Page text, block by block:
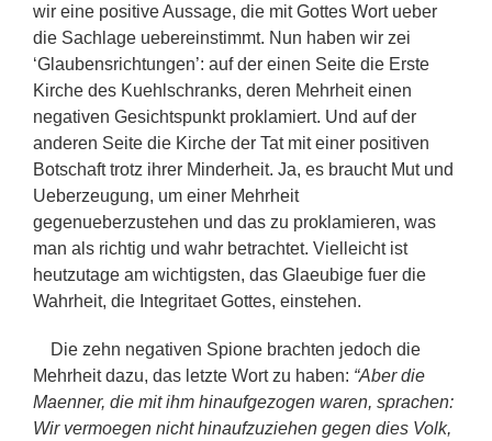
wir eine positive Aussage, die mit Gottes Wort ueber
die Sachlage uebereinstimmt. Nun haben wir zei
‘Glaubensrichtungen’: auf der einen Seite die Erste
Kirche des Kuehlschranks, deren Mehrheit einen
negativen Gesichtspunkt proklamiert. Und auf der
anderen Seite die Kirche der Tat mit einer positiven
Botschaft trotz ihrer Minderheit. Ja, es braucht Mut und
Ueberzeugung, um einer Mehrheit
gegenueberzustehen und das zu proklamieren, was
man als richtig und wahr betrachtet. Vielleicht ist
heutzutage am wichtigsten, das Glaeubige fuer die
Wahrheit, die Integritaet Gottes, einstehen.
Die zehn negativen Spione brachten jedoch die
Mehrheit dazu, das letzte Wort zu haben: “Aber die
Maenner, die mit ihm hinaufgezogen waren, sprachen:
Wir vermoegen nicht hinaufzuziehen gegen dies Volk,